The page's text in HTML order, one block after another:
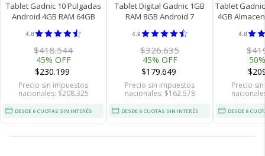
Tablet Gadnic 10 Pulgadas
Android 4GB RAM 64GB
Pantalla HD WiFi Multimedia
Portatil
4.8
$418.544
45% OFF
$230.199
Precio sin impuestos
nacionales: $208.325
DESDE 6 CUOTAS SIN INTERÉS
Tablet Digital Gadnic 1GB
RAM 8GB Android 7
Pulgadas
4.9
$326.635
45% OFF
$179.649
Precio sin impuestos
nacionales: $162.578
DESDE 6 CUOTAS SIN INTERÉS
Tablet
4GB
Android
Bluetooth
4.8
Precio
DESDE 6
te devolvemos tu dinero.
En Bidcom te aseguramos recibir el producto
que esperabas o te devolvemos el 100% de tu
dinero!
×